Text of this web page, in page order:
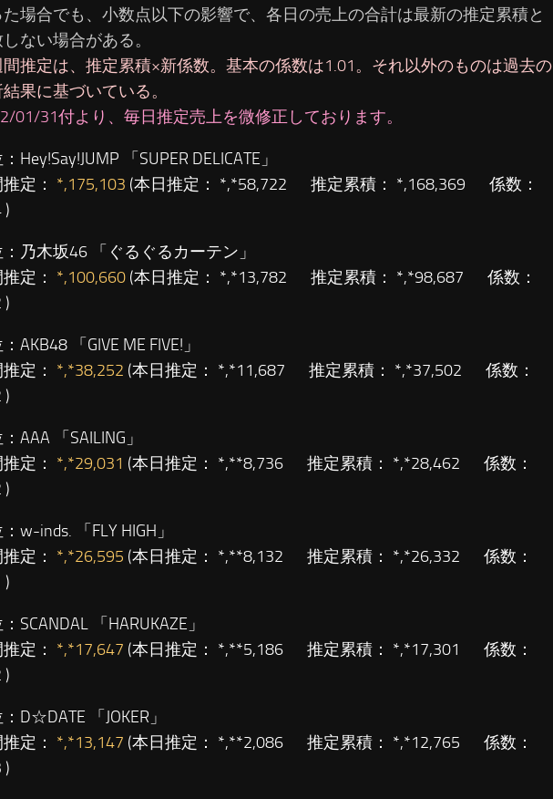
た場合でも、小数点以下の影響で、各日の売上の合計は最新の推定累積と
ない場合がある。
間推定は、推定累積×新係数。基本の係数は1.01。それ以外のものは過去の
果に基づいている。
01/31付より、毎日推定売上を微修正しております。
Hey!Say!JUMP 「SUPER DELICATE」
定： *,175,103 (本日推定： *,*58,722 推定累積： *,168,369 係数：
)
乃木坂46 「ぐるぐるカーテン」
定： *,100,660 (本日推定： *,*13,782 推定累積： *,*98,687 係数：
)
AKB48 「GIVE ME FIVE!」
定： *,*38,252 (本日推定： *,*11,687 推定累積： *,*37,502 係数：
)
AAA 「SAILING」
定： *,*29,031 (本日推定： *,**8,736 推定累積： *,*28,462 係数：
)
w-inds. 「FLY HIGH」
定： *,*26,595 (本日推定： *,**8,132 推定累積： *,*26,332 係数：
)
SCANDAL 「HARUKAZE」
定： *,*17,647 (本日推定： *,**5,186 推定累積： *,*17,301 係数：
)
D☆DATE 「JOKER」
定： *,*13,147 (本日推定： *,**2,086 推定累積： *,*12,765 係数：
)